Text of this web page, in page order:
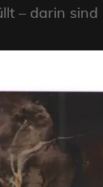
– darin sind